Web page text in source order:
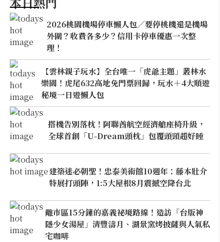
2026桃園機場停車懶人包／要停桃機還是機場
外圍？收費各多少？信用卡停車優惠一次整
理！
【雲林親子玩水】全台唯一「虎爺主題」叢林水
樂園！虎尾632高地免門票回歸，玩水＋4大順遊
秘境一日遊懶人包
搭機告別落枕！阿聯酋航空經濟艙座椅升級，
全球首創「U-Dream頭枕」包覆頭頸超好睡
建築迷必朝聖！忠泰美術館10週年：藤本壯介
特展打頭陣，1:5大屋根8月震撼空降台北
離市區15分鐘的嘉義祕境路線！造訪「台版神
隱少女湯屋」清豐濤月、湖景窯烤披薩與人氣私
宅咖啡